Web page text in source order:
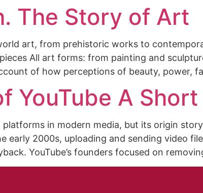
The Story of Art
art, from prehistoric works to
All art forms: from painting and
of how perceptions of beauty, power,
YouTube A
in modern media, but its origin
early 2000s, uploading and sending video
YouTube’s founders focused on